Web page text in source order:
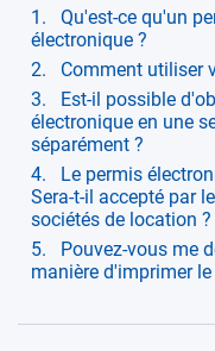
Qu'est-ce qu'un
électronique ?
Comment utiliser
Est-il possible
électronique en une
séparément ?
Le permis
Sera-t-il accepté par
sociétés de location ?
Pouvez-vous me
manière d'imprimer